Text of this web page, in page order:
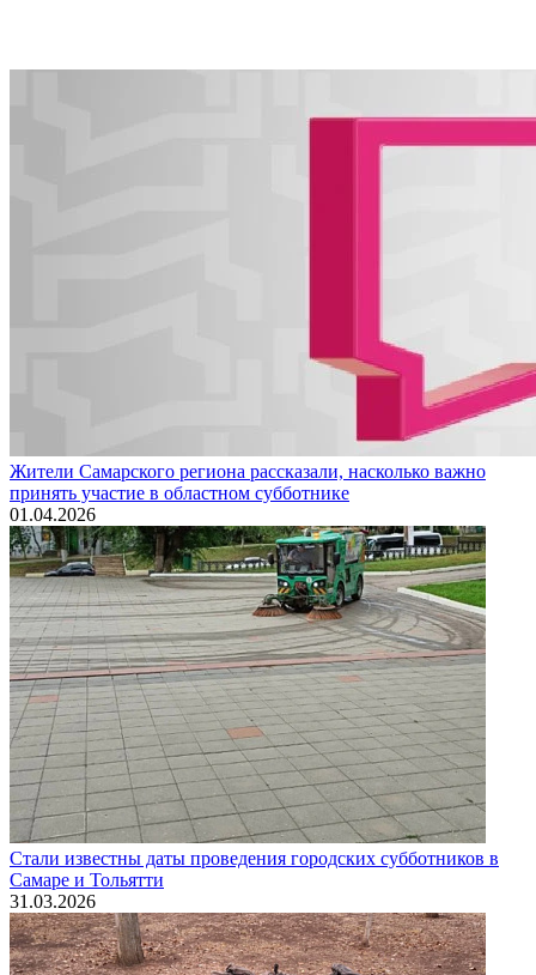
Жители Самарского региона рассказали, насколько важно
принять участие в областном субботнике
01.04.2026
Стали известны даты проведения городских субботников в
Самаре и Тольятти
31.03.2026